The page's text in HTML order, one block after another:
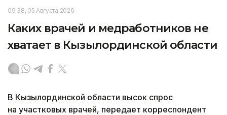
09:38, 05 Августа 2026
Каких врачей и медработников не
хватает в Кызылординской области
В Кызылординской области высок спрос
на участковых врачей, передает корреспондент